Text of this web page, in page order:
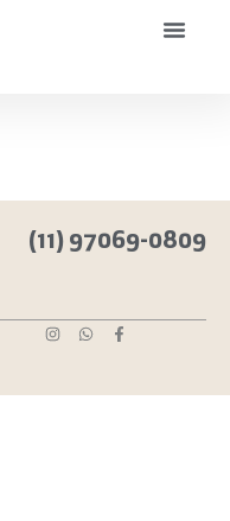
(11) 97069-0809